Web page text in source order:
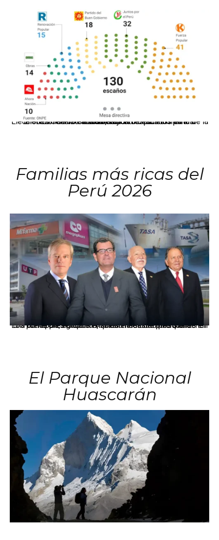
El JNE oficializó la distribución de escaños para la elección de 60 senadores y 130 diputados en las Elecciones Generales 2026, tras el restablecimiento de la Bicameralidad.
Familias más ricas del
Perú 2026
Los principales grupos empresariales del país mantienen una fuerte presencia en Áncash mediante inversiones en comercio, educación, salud e industria pesquera.
El Parque Nacional
Huascarán